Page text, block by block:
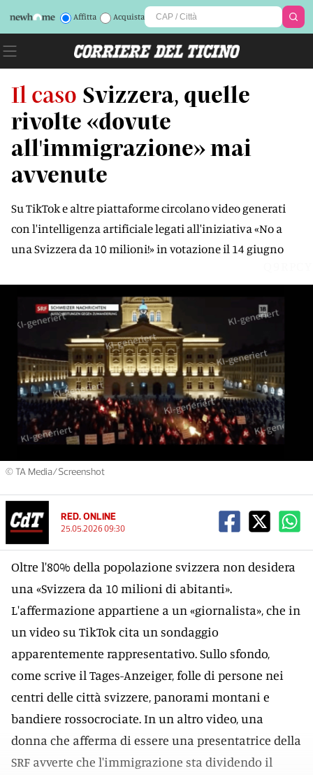
Affitta Acquista
Il caso Svizzera, quelle
rivolte «dovute
all'immigrazione» mai
avvenute
Su TikTok e altre piattaforme circolano video generati
con l'intelligenza artificiale legati all'iniziativa «No a
una Svizzera da 10 milioni!» in votazione il 14 giugno
© TA Media/Screenshot
RED. ONLINE
25.05.2026 09:30
Oltre l'80% della popolazione svizzera non desidera
una «Svizzera da 10 milioni di abitanti».
L'affermazione appartiene a un «giornalista», che in
un video su TikTok cita un sondaggio
apparentemente rappresentativo. Sullo sfondo,
come scrive il Tages-Anzeiger, folle di persone nei
centri delle città svizzere, panorami montani e
bandiere rossocrociate. In un altro video, una
donna che afferma di essere una presentatrice della
SRF avverte che l'immigrazione sta dividendo il